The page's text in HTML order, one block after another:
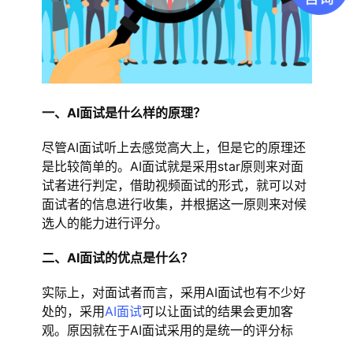
一、AI面试是什么样的原理？
尽管AI面试听上去感觉高大上，但是它的原理还
是比较简单的。AI面试就是采用star原则来对面
试者进行判定，借助视频面试的形式，就可以对
面试者的信息进行收集，并根据这一原则来对候
选人的能力进行评分。
二、AI面试的优点是什么？
实际上，对面试者而言，采用AI面试也有不少好
处的，采用AI面试可以让面试的结果会更加客
观。原因就在于AI面试采用的是统一的评分标